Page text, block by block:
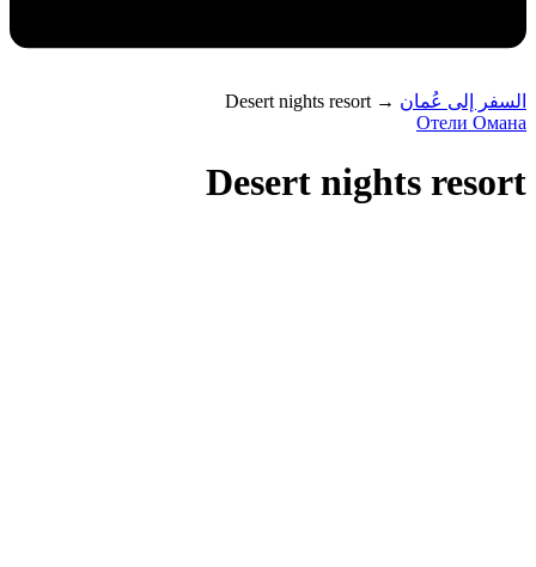
السفر إلى عُمان →
Desert nights resort
Отели Омана
Desert nights resort